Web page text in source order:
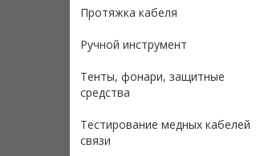
Протяжка кабеля
Ручной инструмент
Тенты, фонари, защитные
средства
Тестирование медных кабелей
связи